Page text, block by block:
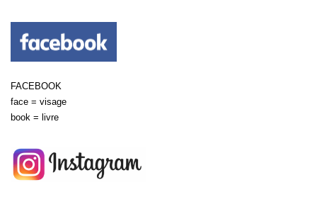
FACEBOOK
face = visage
book = livre